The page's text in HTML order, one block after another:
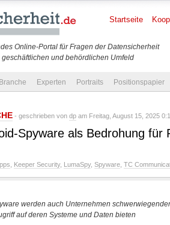
Online-Portal für Fragen der Datensicherheit
und behördlichen Umfeld
Startseite
Branche Experten Portraits Positionspapier
- geschrieben von dp am Freitag, August 15, 2025
Spyware als Bedrohung für
Keeper Security, LumaSpy, Spyware TC
werden auch Unternehmen
auf deren Systeme und Daten bieten